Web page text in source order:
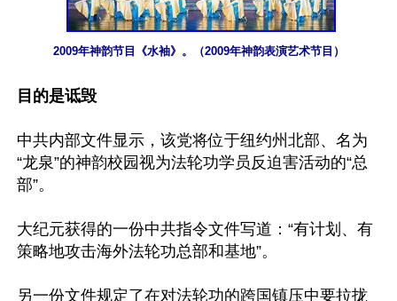
2009年神韵节目《水袖》。（2009年神韵表演艺术节目）
目的是诋毁
中共内部文件显示，该党将位于纽约州北部、名为
“龙泉”的神韵校园视为法轮功学员反迫害活动的“总
部”。
大纪元获得的一份中共指令文件写道：“有计划、有
策略地攻击海外法轮功总部和基地”。
另一份文件规定了在对法轮功的跨国镇压中要拉拢